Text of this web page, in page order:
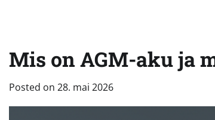
Mis on AGM-aku ja
Posted on 28. mai 2026